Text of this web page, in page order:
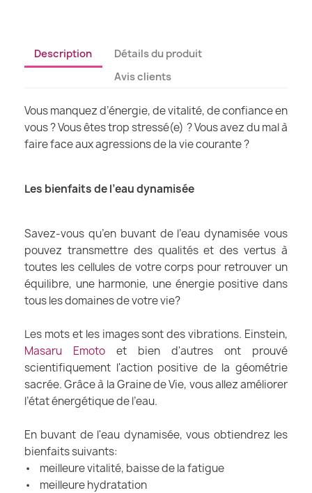
Description
Détails du produit
Avis clients
Vous manquez d’énergie, de vitalité, de confiance en
vous ? Vous êtes trop stressé(e) ? Vous avez du mal à
faire face aux agressions de la vie courante ?
Les bienfaits de l’eau dynamisée
Savez-vous qu’en buvant de l’eau dynamisée vous
pouvez transmettre des qualités et des vertus à
toutes les cellules de votre corps pour retrouver un
équilibre, une harmonie, une énergie positive dans
tous les domaines de votre vie?
Les mots et les images sont des vibrations. Einstein,
Masaru Emoto et bien d'autres ont prouvé
scientifiquement l'action positive de la géométrie
sacrée. Grâce à la Graine de Vie, vous allez améliorer
l’état énergétique de l’eau.
En buvant de l'eau dynamisée, vous obtiendrez les
bienfaits suivants:
• meilleure vitalité, baisse de la fatigue
• meilleure hydratation